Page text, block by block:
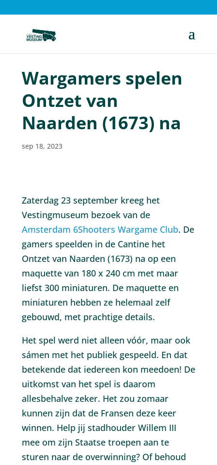
Wargamers spelen
Ontzet van
Naarden (1673) na
sep 18, 2023
Zaterdag 23 september kreeg het
Vestingmuseum bezoek van de
Amsterdam 6Shooters Wargame Club. De
gamers speelden in de Cantine het
Ontzet van Naarden (1673) na op een
maquette van 180 x 240 cm met maar
liefst 300 miniaturen. De maquette en
miniaturen hebben ze helemaal zelf
gebouwd, met prachtige details.
Het spel werd niet alleen vóór, maar ook
sámen met het publiek gespeeld. En dat
betekende dat iedereen kon meedoen! De
uitkomst van het spel is daarom
allesbehalve zeker. Het zou zomaar
kunnen zijn dat de Fransen deze keer
winnen. Help jij stadhouder Willem III
mee om zijn Staatse troepen aan te
sturen naar de overwinning? Of behoud